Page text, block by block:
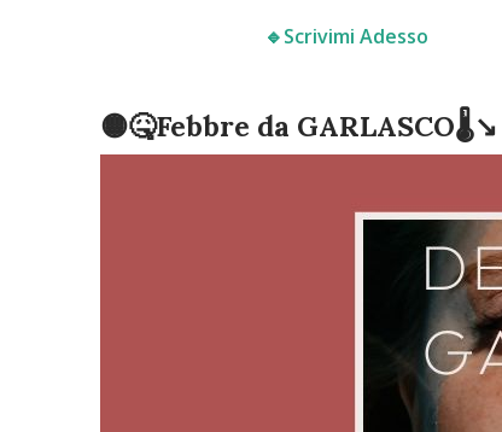
🔹️Scrivimi Adesso
🟡🤒Febbre da GARLASCO🌡↘️